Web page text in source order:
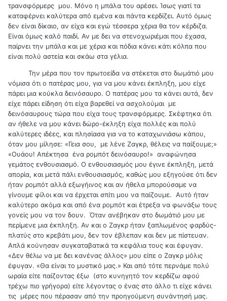
τρανσφόρμερς μου. Μόνο η μπάλα του αρέσει. Ίσως γιατί τα
καταφέρνει καλύτερα από εμένα και πάντα κερδίζει. Αυτό όμως
δεν είναι δίκαιο, αν είχα και εγώ τέσσερα χέρια θα τον κέρδιζα.
Είναι όμως καλό παιδί. Αν με δει να στενοχωριέμαι που έχασα,
παίρνει την μπάλα και με χέρια και πόδια κάνει κάτι κόλπα που
είναι πολύ αστεία και σκάω στα γέλια.
Την μέρα που τον πρωτοείδα να στέκεται στο δωμάτιό μου
νόμισα ότι ο πατέρας μου, για να μου κάνει έκπληξη, μου είχε
πάρει μια κούκλα δεινόσαυρο. Ο πατέρας μου τα κάνει αυτά, δεν
είχε πάρει είδηση ότι είχα βαρεθεί να ασχολούμαι με
δεινόσαυρους τώρα που είχα τους τρανσφόρμερς. Σκέφτηκα ότι
αν ήθελε να μου κάνει δώρο-έκληξη είχα πολλές και πολύ
καλύτερες ιδέες, και πλησίασα για να το καταχωνιάσω κάπου,
όταν μου μίλησε: «Γεια σου, με λένε Ζαγκρ, θέλεις να παίξουμε;»
«Ουάου! Απέκτησα ένα ρομπότ δεινόσαυρο!» αναφώνησα
γεμάτος ενθουσιασμό. Ο ενθουσιασμός μου έγινε έκπληξη, μετά
απορία, και μετά πάλι ενθουσιασμός, καθώς μου εξηγούσε ότι δεν
ήταν ρομπότ αλλά εξωγήινος και αν ήθελα μπορούσαμε να
γίνουμε φίλοι και να έρχεται σπίτι μου να παίζουμε. Αυτό ήταν
καλύτερο ακόμα και από ένα ρομπότ και έτρεξα να φωνάξω τους
γονείς μου να τον δουν. Όταν ανέβηκαν στο δωμάτιό μου με
περίμενε μια έκπληξη. Αν και ο Ζαγκρ ήταν ξαπλωμένος φαρδύς-
πλατύς στο κρεβάτι μου, δεν τον έβλεπαν και δεν με πίστευαν.
Απλά κούνησαν συγκαταβατικά τα κεφάλια τους και έφυγαν.
«Δεν θέλω να με δει κανένας άλλος» μου είπε ο Zαγκρ μόλις
έφυγαν. «Θα είναι το μυστικό μας.» Και από τότε περνάμε πολύ
ωραία είτε παίζοντας έξω (στο κυνηγητό τον κερδίζω αφού
τρέχω πιο γρήγορα) είτε λέγοντας ο ένας στο άλλο τι είχε κάνει
τις μέρες που πέρασαν από την προηγούμενη συνάντησή μας.